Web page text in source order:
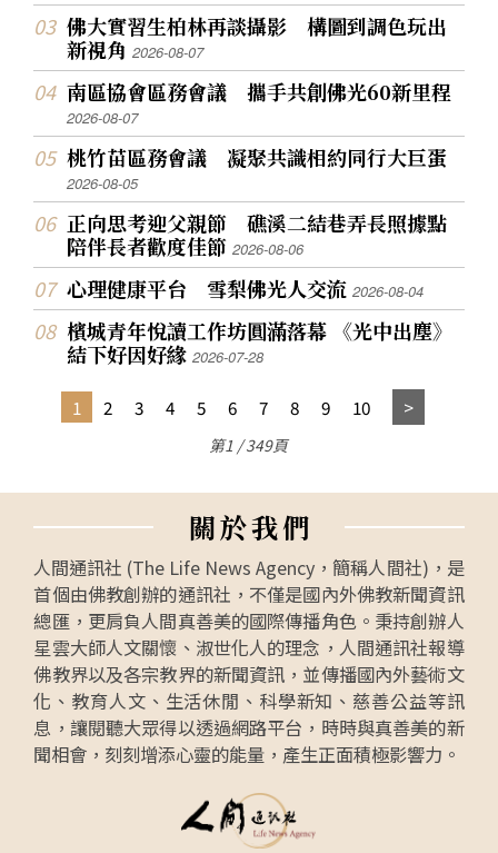
佛大實習生柏林再談攝影 構圖到調色玩出
新視角2026-08-07
南區協會區務會議 攜手共創佛光60新里程
2026-08-07
桃竹苗區務會議 凝聚共識相約同行大巨蛋
2026-08-05
正向思考迎父親節 礁溪二結巷弄長照據點
陪伴長者歡度佳節2026-08-06
心理健康平台 雪梨佛光人交流2026-08-04
檳城青年悅讀工作坊圓滿落幕 《光中出塵》
結下好因好緣2026-07-28
1 2 3 4 5 6 7 8 9 10
第1 / 349頁
關於我們
人間通訊社 (The Life News Agency，簡稱人間社)，是
首個由佛教創辦的通訊社，不僅是國內外佛教新聞資訊
總匯，更肩負人間真善美的國際傳播角色。秉持創辦人
星雲大師人文關懷、淑世化人的理念，人間通訊社報導
佛教界以及各宗教界的新聞資訊，並傳播國內外藝術文
化、教育人文、生活休閒、科學新知、慈善公益等訊
息，讓閱聽大眾得以透過網路平台，時時與真善美的新
聞相會，刻刻增添心靈的能量，產生正面積極影響力。